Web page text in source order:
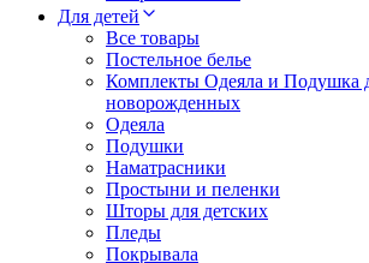
Для детей
Все товары
Постельное белье
Комплекты Одеяла и Подушка
новорожденных
Одеяла
Подушки
Наматрасники
Простыни и пеленки
Шторы для детских
Пледы
Покрывала